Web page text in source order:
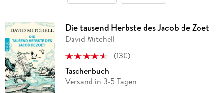
Die tausend Herbste des Jacob de Zoet
David Mitchell
(130)
Taschenbuch
Versand in 3-5 Tagen